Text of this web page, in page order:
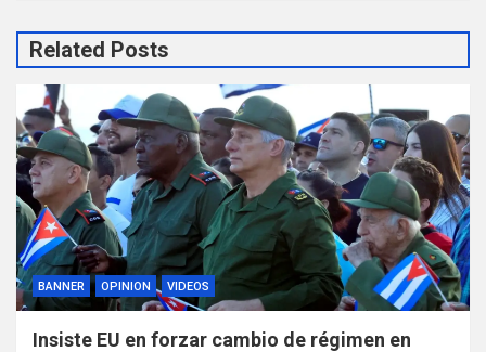
Related Posts
BANNER OPINION VIDEOS
Insiste EU en forzar cambio de régimen en